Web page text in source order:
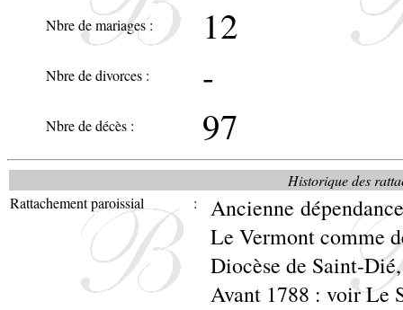
Nbre de mariages :
12
Nbre de divorces : -
Nbre de décès : 97
Historique des
Rattachement paroissial
:
Ancienne
Le Vermont comme
Diocèse de Saint-
Avant 1788 : voir Le